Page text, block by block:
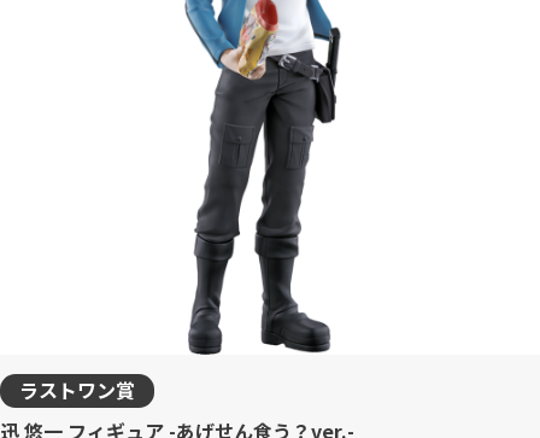
ラストワン賞
迅 悠一 フィギュア -あげせん食う？ver.-